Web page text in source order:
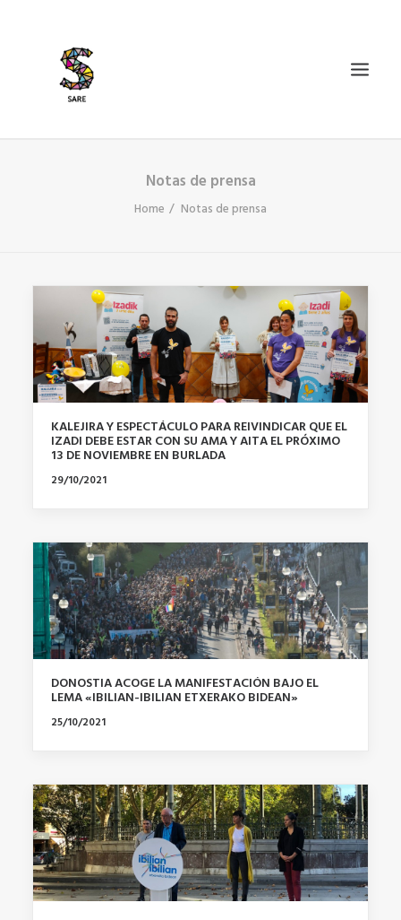
DOSIERRAK
SEARCH
Notas de prensa
Home Notas de prensa
KALEJIRA Y ESPECTÁCULO PARA REIVINDICAR QUE EL
IZADI DEBE ESTAR CON SU AMA Y AITA EL PRÓXIMO
13 DE NOVIEMBRE EN BURLADA
29/10/2021
DONOSTIA ACOGE LA MANIFESTACIÓN BAJO EL
LEMA «IBILIAN-IBILIAN ETXERAKO BIDEAN»
25/10/2021